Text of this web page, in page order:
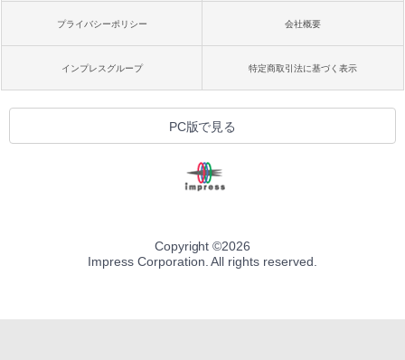
プライバシーポリシー 会社概要
インプレスグループ 特定商取引法に基づく表示
PC版で見る
Copyright ©2026
Impress Corporation. All rights reserved.